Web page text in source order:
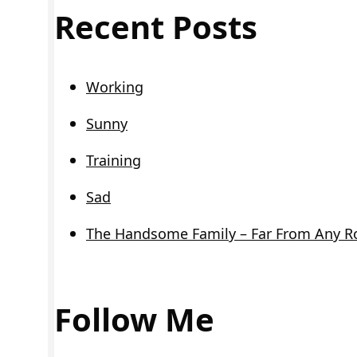
Recent Posts
Working
Sunny
Training
Sad
The Handsome Family – Far From Any
Follow Me